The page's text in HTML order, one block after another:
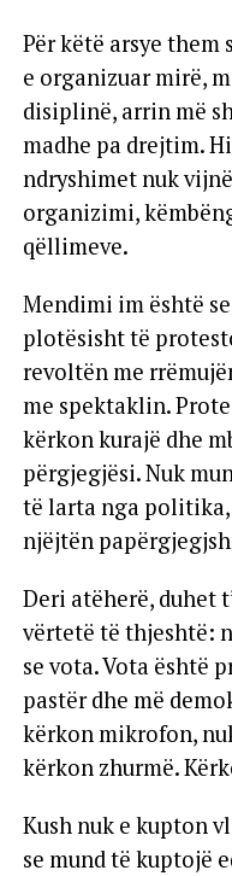
Për këtë arsye them
e organizuar mirë,
disiplinë, arrin më
madhe pa drejtim.
ndryshimet nuk
organizimi,
qëllimeve.
Mendimi im është
plotësisht të
revoltën me
me spektaklin.
kërkon kurajë dhe
përgjegjësi. Nuk
të larta nga politika,
njëjtën
Deri atëherë, duhet
vërtetë të thjeshtë:
se vota. Vota është
pastër dhe më
kërkon mikrofon,
kërkon zhurmë.
Kush nuk e kupton
se mund të kuptojë